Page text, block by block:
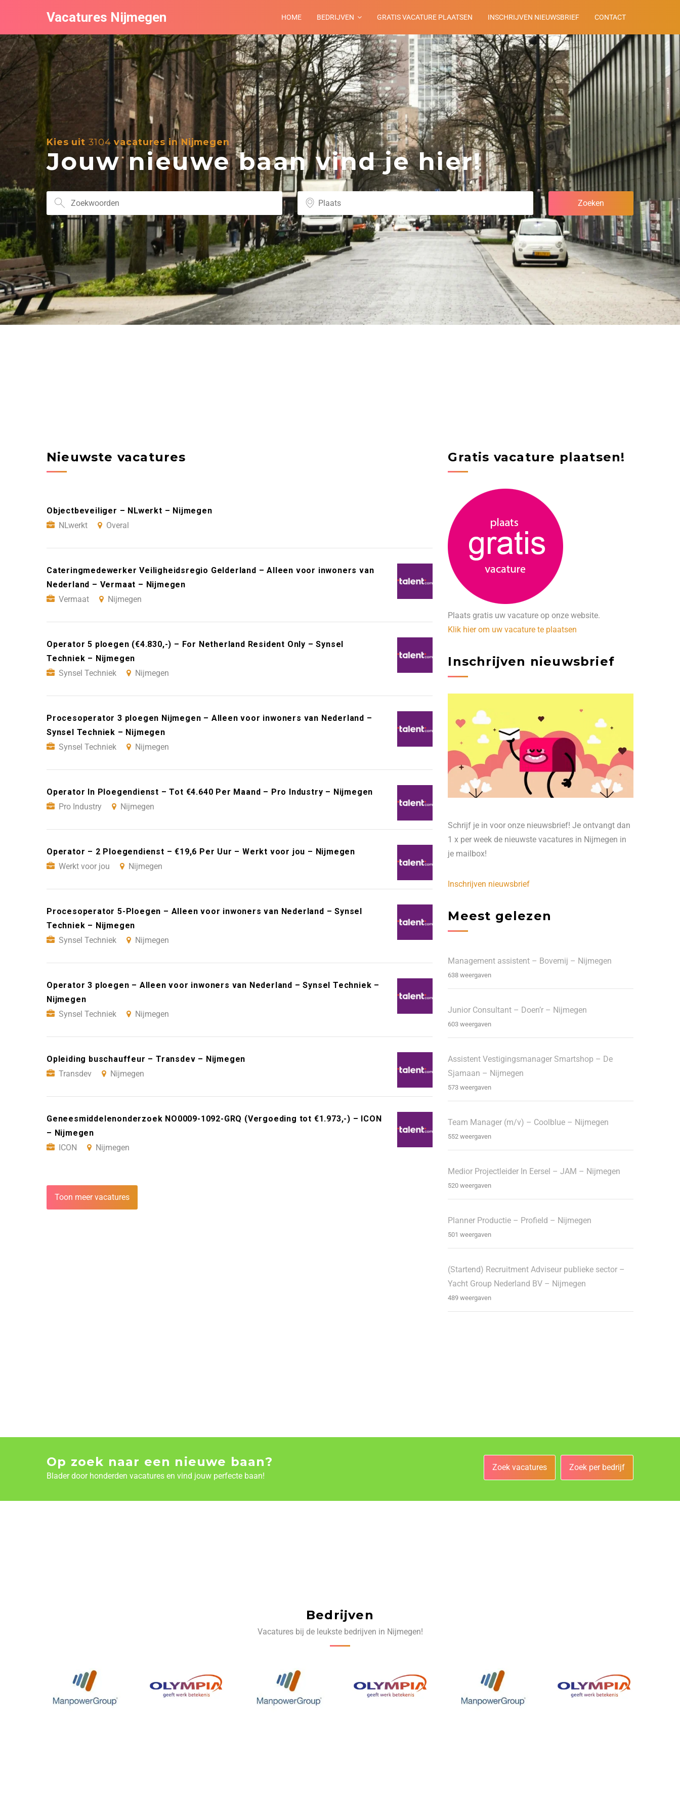
Vacatures Nijmegen HOME BEDRIJVEN GRATIS VACATURE PLAATSEN INSCHRIJVEN NIEUWSBRIEF CONTACT
Kies uit 3104 vacatures in Nijmegen
Jouw nieuwe baan vind je hier!
Nieuwste vacatures
Objectbeveiliger – NLwerkt – Nijmegen
NLwerkt
Overal
Cateringmedewerker Veiligheidsregio Gelderland – Alleen voor inwoners van
Nederland – Vermaat – Nijmegen
Vermaat
Nijmegen
Operator 5 ploegen (€4.830,-) – For Netherland Resident Only – Synsel
Techniek – Nijmegen
Synsel Techniek
Nijmegen
Procesoperator 3 ploegen Nijmegen – Alleen voor inwoners van Nederland –
Synsel Techniek – Nijmegen
Synsel Techniek
Nijmegen
Operator In Ploegendienst – Tot €4.640 Per Maand – Pro Industry – Nijmegen
Pro Industry
Nijmegen
Operator – 2 Ploegendienst – €19,6 Per Uur – Werkt voor jou – Nijmegen
Werkt voor jou
Nijmegen
Procesoperator 5-Ploegen – Alleen voor inwoners van Nederland – Synsel
Techniek – Nijmegen
Synsel Techniek
Nijmegen
Operator 3 ploegen – Alleen voor inwoners van Nederland – Synsel Techniek –
Nijmegen
Synsel Techniek
Nijmegen
Opleiding buschauffeur – Transdev – Nijmegen
Transdev
Nijmegen
Geneesmiddelenonderzoek NO0009-1092-GRQ (Vergoeding tot €1.973,-) – ICON
– Nijmegen
ICON
Nijmegen
Toon meer vacatures
Gratis vacature plaatsen!
Plaats gratis uw vacature op onze website.
Klik hier om uw vacature te plaatsen
Inschrijven nieuwsbrief
Schrijf je in voor onze nieuwsbrief! Je ontvangt dan
1 x per week de nieuwste vacatures in Nijmegen in
je mailbox!
Inschrijven nieuwsbrief
Meest gelezen
Management assistent – Bovemij – Nijmegen
638 weergaven
Junior Consultant – Doen’r – Nijmegen
603 weergaven
Assistent Vestigingsmanager Smartshop – De
Sjamaan – Nijmegen
573 weergaven
Team Manager (m/v) – Coolblue – Nijmegen
552 weergaven
Medior Projectleider In Eersel – JAM – Nijmegen
520 weergaven
Planner Productie – Profield – Nijmegen
501 weergaven
(Startend) Recruitment Adviseur publieke sector –
Yacht Group Nederland BV – Nijmegen
489 weergaven
Op zoek naar een nieuwe baan?
Blader door honderden vacatures en vind jouw perfecte baan!
Zoek vacatures Zoek per bedrijf
Bedrijven
Vacatures bij de leukste bedrijven in Nijmegen!